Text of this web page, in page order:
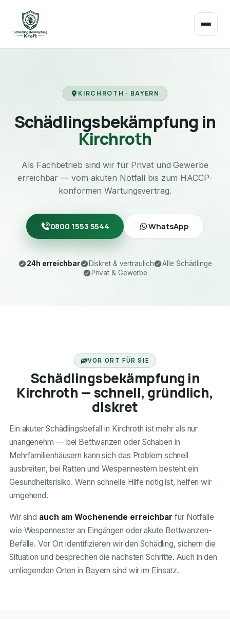
KIRCHROTH · BAYERN
Schädlingsbekämpfung in
Kirchroth
Als Fachbetrieb sind wir für Privat und Gewerbe
erreichbar — vom akuten Notfall bis zum HACCP-
konformen Wartungsvertrag.
0800 1553 5544 WhatsApp
24h erreichbar Diskret & vertraulich
Alle Schädlinge
Privat & Gewerbe
VOR ORT FÜR SIE
Schädlingsbekämpfung in
Kirchroth — schnell, gründlich,
diskret
Ein akuter Schädlingsbefall in Kirchroth ist mehr als nur
unangenehm — bei Bettwanzen oder Schaben in
Mehrfamilienhäusern kann sich das Problem schnell
ausbreiten, bei Ratten und Wespennestern besteht ein
Gesundheitsrisiko. Wenn schnelle Hilfe nötig ist, helfen wir
umgehend.
Wir sind auch am Wochenende erreichbar für Notfälle
wie Wespennester an Eingängen oder akute Bettwanzen-
Befälle. Vor Ort identifizieren wir den Schädling, sichern die
Situation und besprechen die nächsten Schritte. Auch in den
umliegenden Orten in Bayern sind wir im Einsatz.